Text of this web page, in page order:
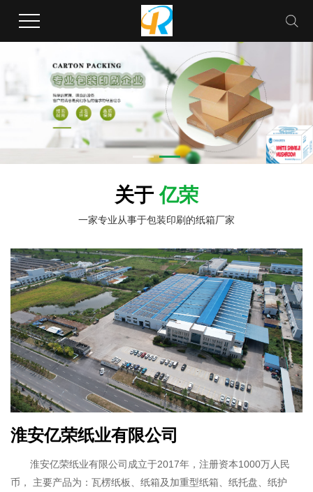
关于亿荣
一家专业从事于包装印刷的纸箱厂家
淮安亿荣纸业有限公司
淮安亿荣纸业有限公司成立于2017年，注册资本1000万人民
币， 主要产品为：瓦楞纸板、纸箱及加重型纸箱、纸托盘、纸护